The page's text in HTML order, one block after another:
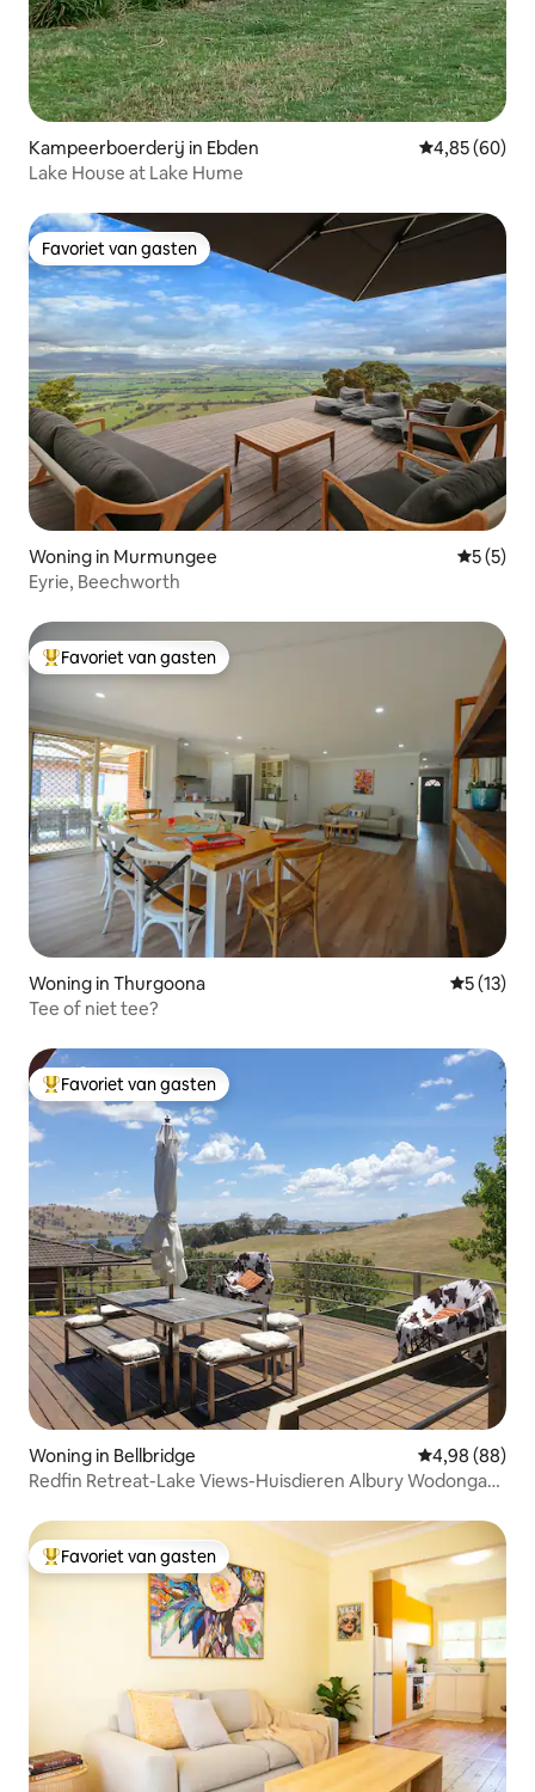
Kampeerboerderij in Ebden Gemiddelde
4,85 (60)
Lake House at Lake Hume
Favoriet van gasten
Favoriet van gasten
Woning in Murmungee
5 (5)
Eyrie, Beechworth
Topfavoriet van gasten
Favoriet van gasten
Woning in Thurgoona
5 (13)
Tee of niet tee?
Topfavoriet van gasten
Favoriet van gasten
Woning in Bellbridge Gemiddelde
4,98 (88)
Redfin Retreat-Lake Views-Huisdieren Albury Wodonga
Topfavoriet van gasten
Favoriet van gasten